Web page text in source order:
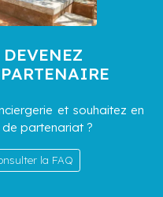
et souhaitez en
partenariat ?
la FAQ